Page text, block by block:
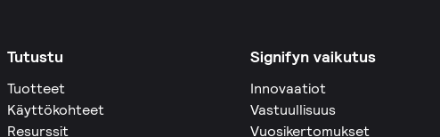
Tutustu
Tuotteet
Käyttökohteet
Resurssit
Signifyn vaikutus
Innovaatiot
Vastuullisuus
Vuosikertomukset